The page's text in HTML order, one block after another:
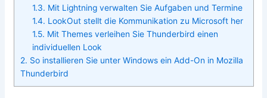
1.3. Mit Lightning verwalten Sie Aufgaben und Termine
1.4. LookOut stellt die Kommunikation zu Microsoft her
1.5. Mit Themes verleihen Sie Thunderbird einen
individuellen Look
2. So installieren Sie unter Windows ein Add-On in Mozilla
Thunderbird